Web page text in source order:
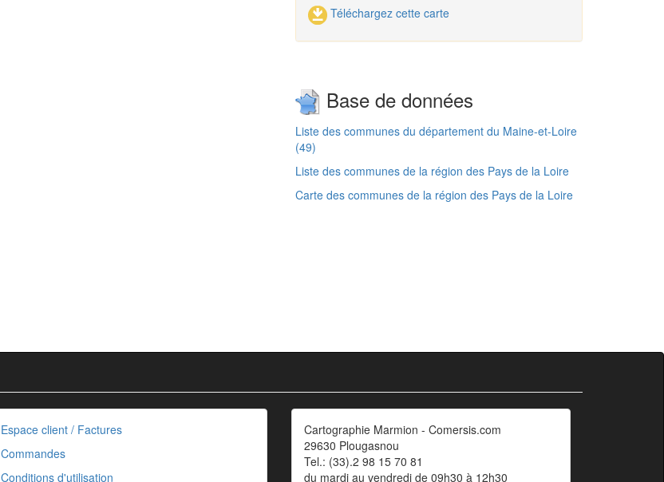
Téléchargez cette carte
Base de données
Liste des communes du département du Maine-et-Loire
(49)
Liste des communes de la région des Pays de la Loire
Carte des communes de la région des Pays de la Loire
Espace client / Factures
Commandes
Conditions d'utilisation
Cartographie Marmion - Comersis.com
29630 Plougasnou
Tel.: (33).2 98 15 70 81
du mardi au vendredi de 09h30 à 12h30